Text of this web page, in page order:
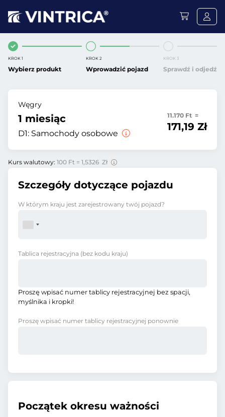
KROK 1
Wybierz produkt
KROK 2
Wprowadzić pojazd
KROK 3
Sprawdź i odjedź
Węgry
1 miesiąc
D1: Samochody osobowe
11.170 Ft =
171,19 Zł
Kurs walutowy: 100 Ft = 1,5326 Zł
Szczegóły dotyczące pojazdu
W którym kraju jest zarejestrowany twój pojazd?
Tablica rejestracyjna (bez kodu kraju)
Proszę wpisać numer tablicy rejestracyjnej bez spacji,
myślnika i kropki!
Proszę wpisać numer tablicy rejestracyjnej ponownie
Początek okresu ważności